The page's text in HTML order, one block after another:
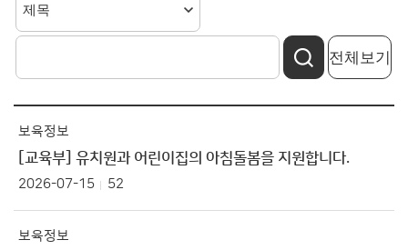
전체보기
보육정보
[교육부] 유치원과 어린이집의 아침돌봄을 지원합니다.
2026-07-15 52
보육정보